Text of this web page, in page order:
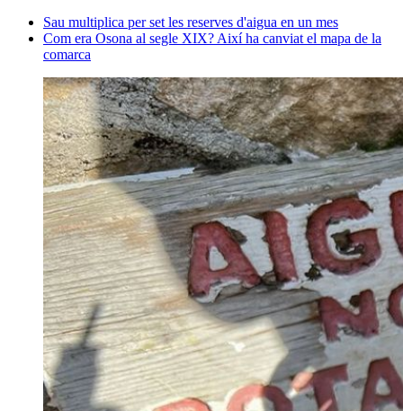
Sau multiplica per set les reserves d'aigua en un mes
Com era Osona al segle XIX? Així ha canviat el mapa de la
comarca